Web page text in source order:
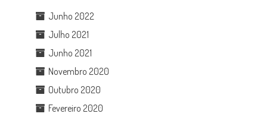
Junho 2022
Julho 2021
Junho 2021
Novembro 2020
Outubro 2020
Fevereiro 2020